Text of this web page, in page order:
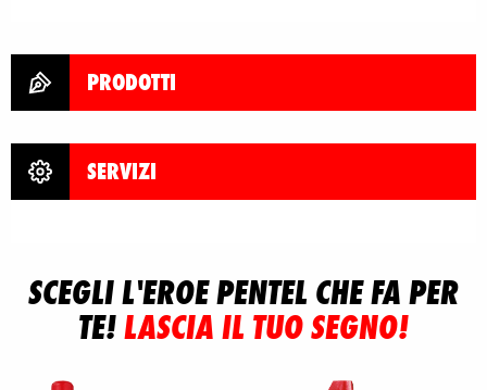
PRODOTTI
SERVIZI
SCEGLI L'EROE PENTEL CHE FA PER
TE!LASCIA IL TUO SEGNO!